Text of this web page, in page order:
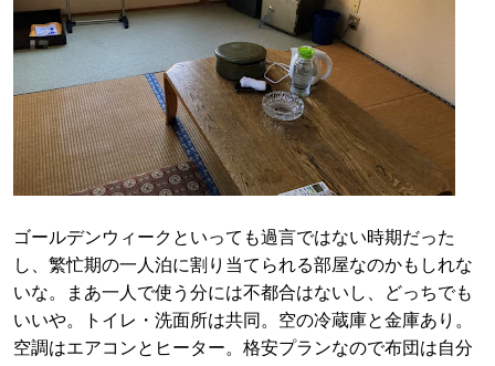
ゴールデンウィークといっても過言ではない時期だった
し、繁忙期の一人泊に割り当てられる部屋なのかもしれな
いな。まあ一人で使う分には不都合はないし、どっちでも
いいや。トイレ・洗面所は共同。空の冷蔵庫と金庫あり。
空調はエアコンとヒーター。格安プランなので布団は自分